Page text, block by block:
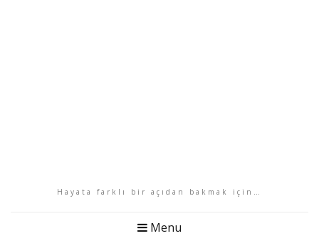
Hayata farklı bir açıdan bakmak için…
Menu